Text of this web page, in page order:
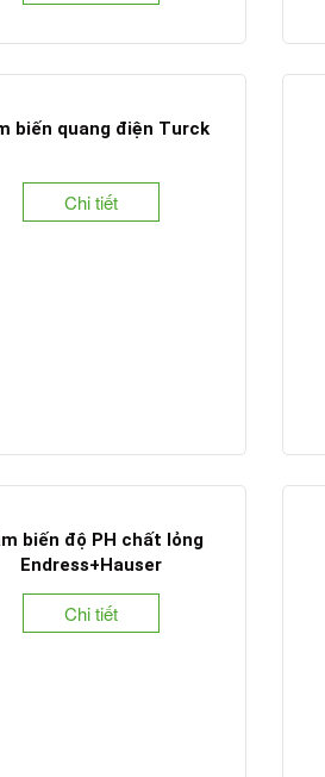
biến quang điện Turck
Chi tiết
biến độ PH chất lỏng
Endress+Hauser
Chi tiết